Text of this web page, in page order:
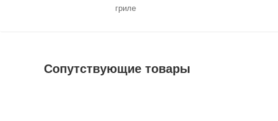
гриле
Сопутствующие товары